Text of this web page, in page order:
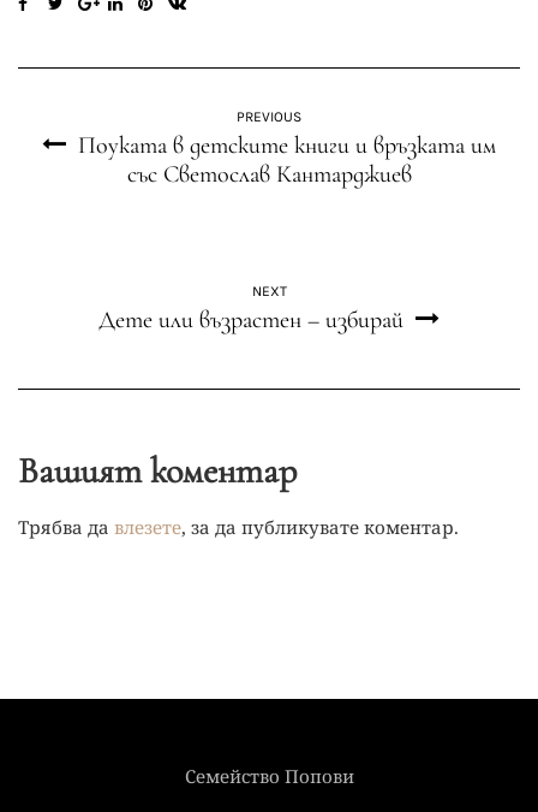
PREVIOUS
Поуката в детските книги и връзката им
със Светослав Кантарджиев
NEXT
Дете или възрастен – избирай
Вашият коментар
Трябва да влезете, за да публикувате коментар.
Семейство Попови